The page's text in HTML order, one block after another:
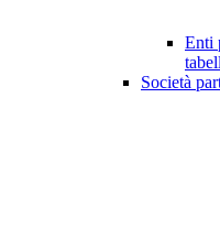
Enti
Società